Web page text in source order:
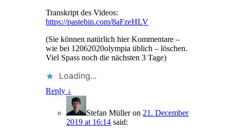
Transkript des Videos:
https://pastebin.com/8aFzeHLV
(Sie können natürlich hier Kommentare –
wie bei 12062020olympia üblich – löschen.
Viel Spass noch die nächsten 3 Tage)
Loading...
Reply ↓
Stefan Mülleron 21. December
2019 at 16:14 said: